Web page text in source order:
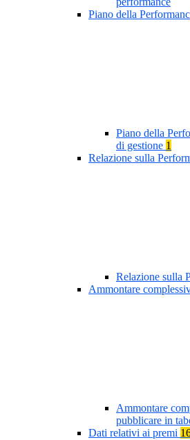
Piano della
Piano della
di gestione 1
Relazione sulla
Relazione sulla
Ammontare
Ammontare
pubblicare in
Dati relativi ai premi